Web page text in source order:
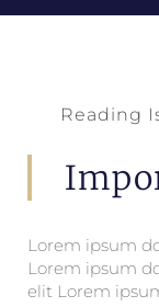
Reading
Lorem ipsum
Lorem ipsum
elit Lorem